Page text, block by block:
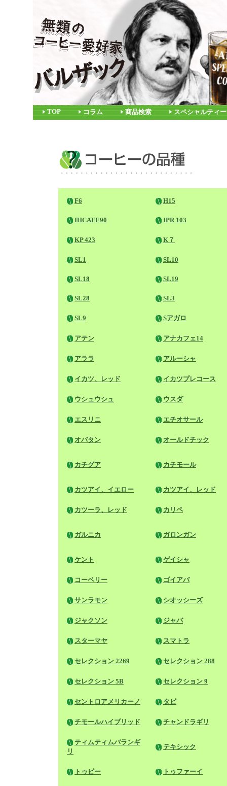
TOP コラム 商品検索 スペシャルティ
F6 H15
IHCAFE90 IPR 103
KP 423 K７
SL1 SL10
SL18 SL19
SL28 SL3
SL9 Sアガロ
アテン アナカフェ14
アララ アルーシャ
イカツ、レッド イカツプレコース
ウシュウシュ ウスダ
エスリニ エチオサール
オバタン オールドチック
カチグア カチモール
カツアイ、イエロー カツアイ、レッド
カツーラ、レッド カリペ
ガルニカ ガロンガン
ケント ゲイシャ
コーベリー ゴイアバ
サンラモン シオッシーズ
ジャクソン ジャバ
スターマヤ スマトラ
セレクション 2269 セレクション 288
セレクション 5B セレクション 9
セントロアメリカーノ タビ
チモールハイブリッド チャンドラギリ
ティムティムバランギ
リ
テキシック
トゥピー トゥファーイ